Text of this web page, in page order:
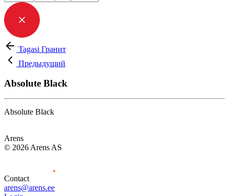
Tagasi Гранит
Предыдущий
Absolute Black
Absolute Black
Arens
© 2026 Arens AS
Contact
arens@arens.ee